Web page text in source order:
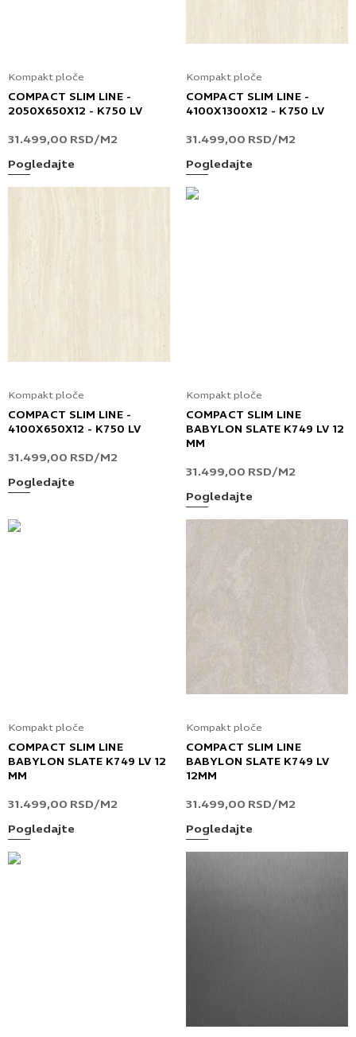
Kompakt ploče
COMPACT SLIM LINE -
2050X650X12 - K750 LV
31.499,00 RSD/M2
Pogledajte
Kompakt ploče
COMPACT SLIM LINE -
4100X1300X12 - K750 LV
31.499,00 RSD/M2
Pogledajte
Kompakt ploče
COMPACT SLIM LINE -
4100X650X12 - K750 LV
31.499,00 RSD/M2
Pogledajte
Kompakt ploče
COMPACT SLIM LINE
BABYLON SLATE K749 LV 12
MM
31.499,00 RSD/M2
Pogledajte
Kompakt ploče
COMPACT SLIM LINE
BABYLON SLATE K749 LV 12
MM
31.499,00 RSD/M2
Pogledajte
Kompakt ploče
COMPACT SLIM LINE
BABYLON SLATE K749 LV
12MM
31.499,00 RSD/M2
Pogledajte